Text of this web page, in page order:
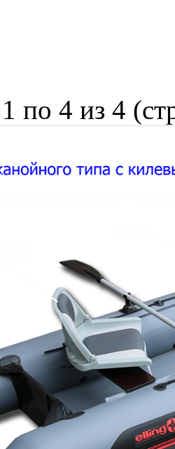
по 4 из 4